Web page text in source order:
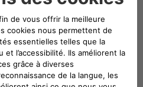
dans le manuel ; mais
un indice supérieur.
agréé Abarth : nos
quel pneu est adapté à